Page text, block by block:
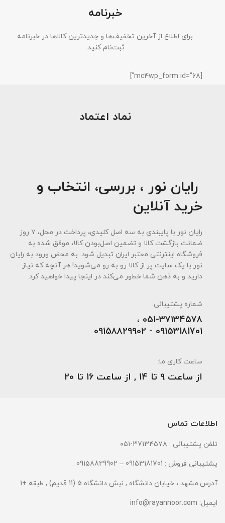
خبرنامه
برای اطلاع از آخرین تخفیف‌ها و جدیدترین کالاها در خبرنامه
ثبت‌نام کنید.
نماد اعتماد
رایان نور ، بررسی، انتخاب و
خرید آنلاین
رایان نور با پایبندی به سه اصل کلیدی، پرداخت در محل، ۷ روز
ضمانت بازگشت کالا و تضمین اصل‌بودن کالا، موفق شده به
فروشگاه اینترنتی معتبر ایران تبدیل شود. به محض ورود به رایان
نور با یک سایت پر از کالا رو به رو می‌شوید! هر آنچه که نیاز
دارید و به ذهن شما خطور می‌کند در اینجا پیدا خواهید کرد.
شماره پشتیبانی:
051-۳۷۱۳۴۵۷۸ ،
09153181701 - 09158829902
ساعت کاری ما:
از ساعت 9 تا 14 , از ساعت 16 تا 20
اطلاعات تماس
تلفن پشتیبانی : ۳۷۱۳۴۵۷۸-۰۵۱
پشتیبانی فروش : 09153181701 – 09158829902
آدرس:مشهد ، خیابان دانشگاه , نبش دانشگاه 5 (11 قدیم) , طبقه +1
ایمیل: info@rayannoor.com